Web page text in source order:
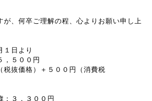
が、何卒ご理解の程、心よりお願い申し上
１日より
，５００円
税抜価格 ）＋５００円（消費税
：３，３００円